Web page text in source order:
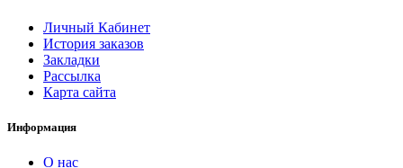
Личный Кабинет
История заказов
Закладки
Рассылка
Карта сайта
Информация
О нас